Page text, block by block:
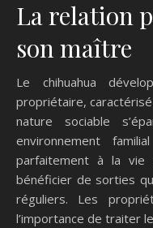
La relation
son maître
Le chihuahua
propriétaire,
nature sociable
environnement
parfaitement à la vie
bénéficier de sorties
réguliers. Les
l’importance de traiter